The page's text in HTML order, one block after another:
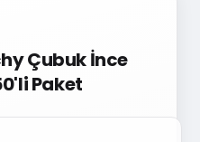
Çubuk İnce
Paket